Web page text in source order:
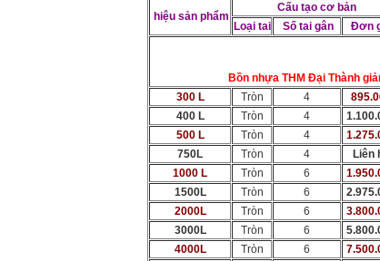
hiệu sản phẩm
Cấu tạo cơ bản
Loại tai Số tai gân Đơn
Bồn nhựa THM Đại Thành
300 L
Tròn 4
400 L
Tròn 4
500 L
Tròn 4
750L
Tròn 4 Liên
1000 L
Tròn 6
1500L
Tròn 6
2000L
Tròn 6
3000L
Tròn 6
4000L
Tròn 6